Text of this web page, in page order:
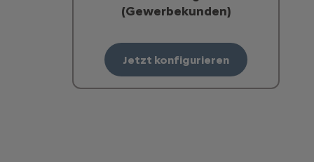
(Gewerbekunden)
Jetzt konfigurieren